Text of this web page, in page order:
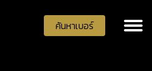
ค้นหาเบอร์